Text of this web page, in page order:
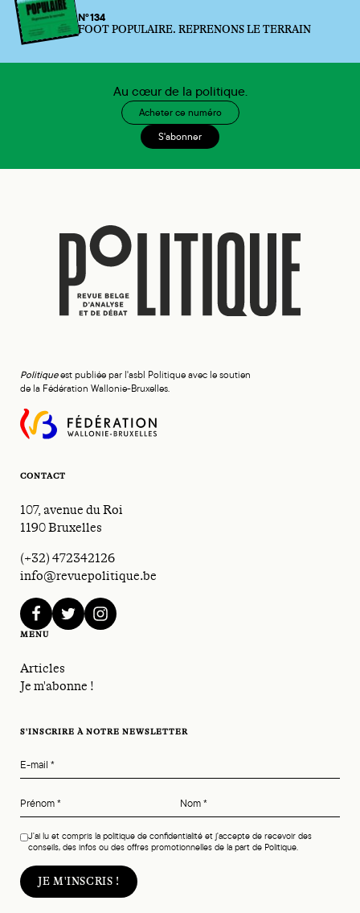
N°134
FOOT POPULAIRE. REPRENONS LE TERRAIN
Au cœur de la politique.
Acheter ce numéro
S'abonner
Politiqueest publiée par l'asbl Politique avec le soutien
de la Fédération Wallonie-Bruxelles.
CONTACT
107, avenue du Roi
1190 Bruxelles
(+32) 472342126
info@revuepolitique.be
facebooktwitterinstagram
MENU
Articles
Je m'abonne !
S'INSCRIRE À NOTRE NEWSLETTER
E-mail *
Prénom* Nom*
J'ai lu et compris la politique de confidentialité et j'accepte de recevoir des
conseils, des infos ou des offres promotionnelles de la part de Politique.